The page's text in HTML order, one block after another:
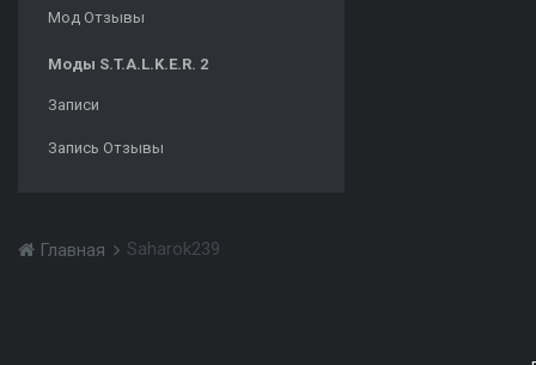
Мод Отзывы
Моды S.T.A.L.K.E.R. 2
Записи
Запись Отзывы
Главная Saharok239